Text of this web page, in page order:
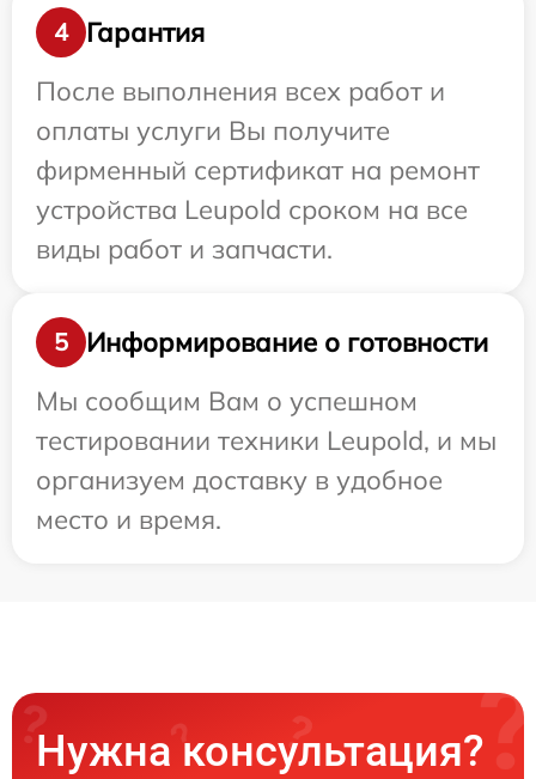
4
Гарантия
После выполнения всех работ и
оплаты услуги Вы получите
фирменный сертификат на ремонт
устройства Leupold сроком на все
виды работ и запчасти.
5
Информирование о готовности
Мы сообщим Вам о успешном
тестировании техники Leupold, и мы
организуем доставку в удобное
место и время.
Нужна консультация?